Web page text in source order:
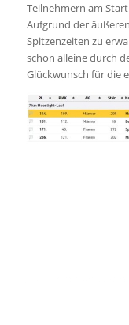
Teilnehmern am
Aufgrund der
Spitzenzeiten zu
schon alleine durch
Glückwunsch für die